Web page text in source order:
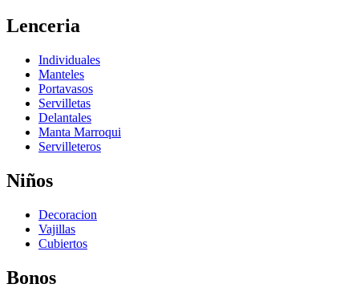
Lenceria
Individuales
Manteles
Portavasos
Servilletas
Delantales
Manta Marroqui
Servilleteros
Niños
Decoracion
Vajillas
Cubiertos
Bonos